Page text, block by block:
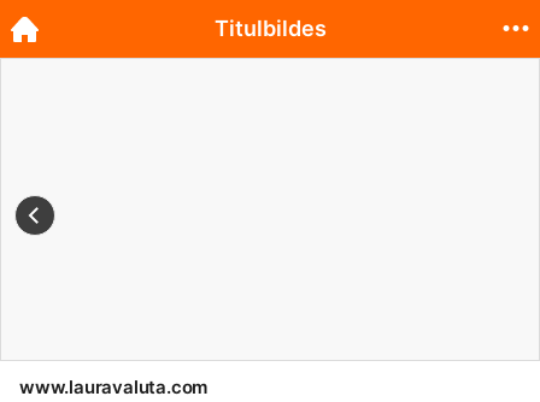
www.lauravaluta.com
Titulbildes